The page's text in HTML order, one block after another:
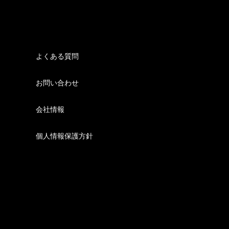
よくある質問
お問い合わせ
会社情報
個人情報保護方針